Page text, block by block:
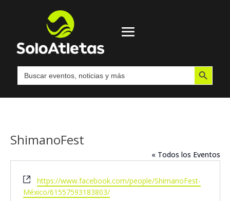
Buscar: Botón de búsqueda
ShimanoFest
« Todos los Eventos
Website
https://www.facebook.com/people/ShimanoFest-
México/61557593183803/